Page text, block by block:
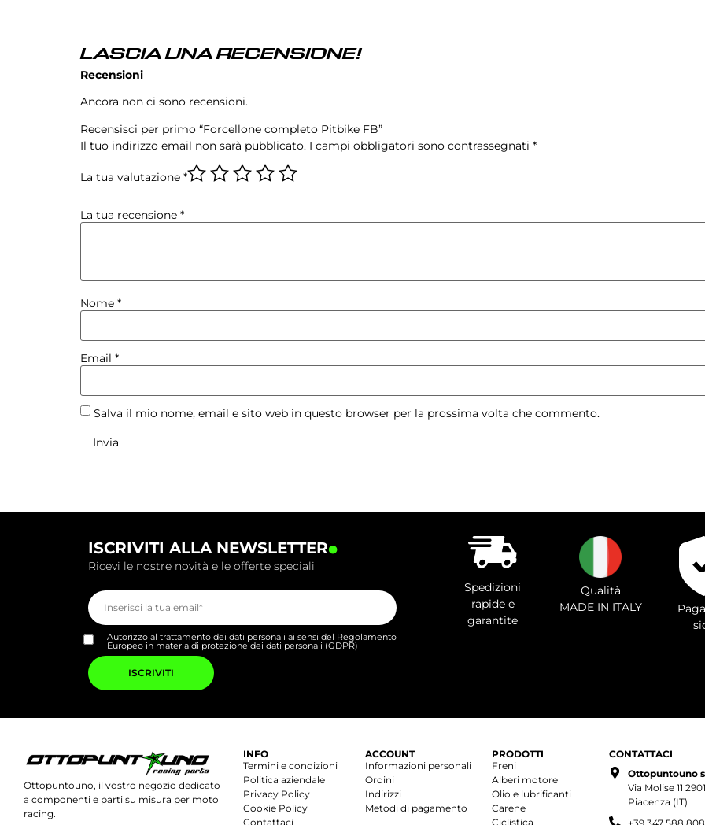
LASCIA UNA RECENSIONE!
Recensioni
Ancora non ci sono recensioni.
Recensisci per primo “Forcellone completo Pitbike FB”
Il tuo indirizzo email non sarà pubblicato. I campi obbligatori sono contrassegnati *
La tua valutazione *
La tua recensione *
Nome *
Email *
Salva il mio nome, email e sito web in questo browser per la prossima volta che commento.
ISCRIVITI ALLA NEWSLETTER.
Ricevi le nostre novità e le offerte speciali
Autorizzo al trattamento dei dati personali ai sensi del Regolamento
Europeo in materia di protezione dei dati personali (GDPR)
Si
prega
di
lasciare
questo
Spedizioni
rapide e
garantite
Qualità
MADE IN ITALY
Ottopuntouno, il vostro negozio dedicato
a componenti e parti su misura per moto
racing.
INFO
Termini e condizioni
Politica aziendale
Privacy Policy
Cookie Policy
Contattaci
ACCOUNT
Informazioni personali
Ordini
Indirizzi
Metodi di pagamento
PRODOTTI
Freni
Alberi motore
Olio e lubrificanti
Carene
Ciclistica
CONTATTACI
Ottopuntouno
Via Molise 11
Piacenza (IT)